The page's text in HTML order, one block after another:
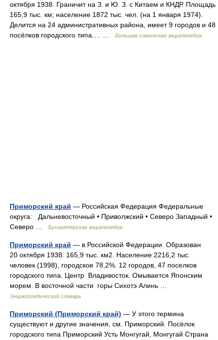
октября 1938. Граничит на З. и Ю. З. с Китаем и КНДР. Площадь
165,9 тыс. км; население 1872 тыс. чел. (на 1 января 1974).
Делится на 24 административных района, имеет 9 городов и 48
посёлков городского типа.… …
Большая советская энциклопедия
Приморский край — Российская Федерация Федеральные
округа: Дальневосточный • Приволжский • Северо Западный •
Северо …
Бухгалтерская энциклопедия
Приморский край — в Российской Федерации. Образован
20 октября 1938. 165,9 тыс. км2. Население 2216,2 тыс.
человек (1998), городское 78,2%. 12 городов, 47 поселков
городского типа. Центр Владивосток. Омывается Японским
морем. В восточной части горы Сихотэ Алинь …
Энциклопедический словарь
Приморский (Приморский край) — У этого термина
существуют и другие значения, см. Приморский. Посёлок
городского типа Приморский Усть Монгугай, Монгугай Страна